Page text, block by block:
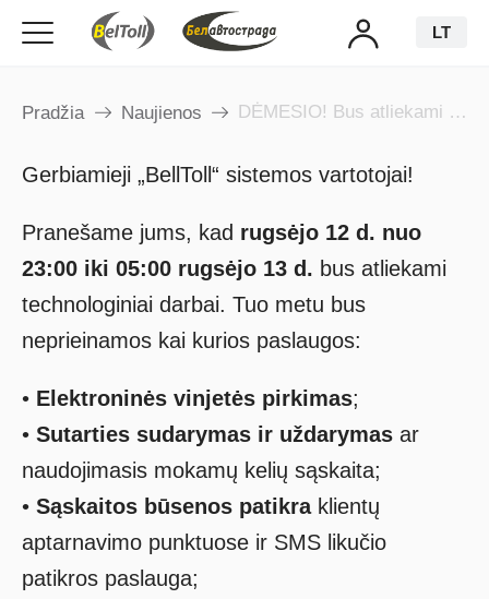
LT
Pradžia Naujienos DĖMESIO! Bus atliekami technologiniai darbai
Gerbiamieji „BellToll“ sistemos vartotojai!
Pranešame jums, kad rugsėjo 12 d. nuo
23:00 iki 05:00 rugsėjo 13 d. bus atliekami
technologiniai darbai. Tuo metu bus
neprieinamos kai kurios paslaugos:
• Elektroninės vinjetės pirkimas;
• Sutarties sudarymas ir uždarymasar
naudojimasis mokamų kelių sąskaita;
• Sąskaitos būsenos patikraklientų
aptarnavimo punktuose ir SMS likučio
patikros paslauga;